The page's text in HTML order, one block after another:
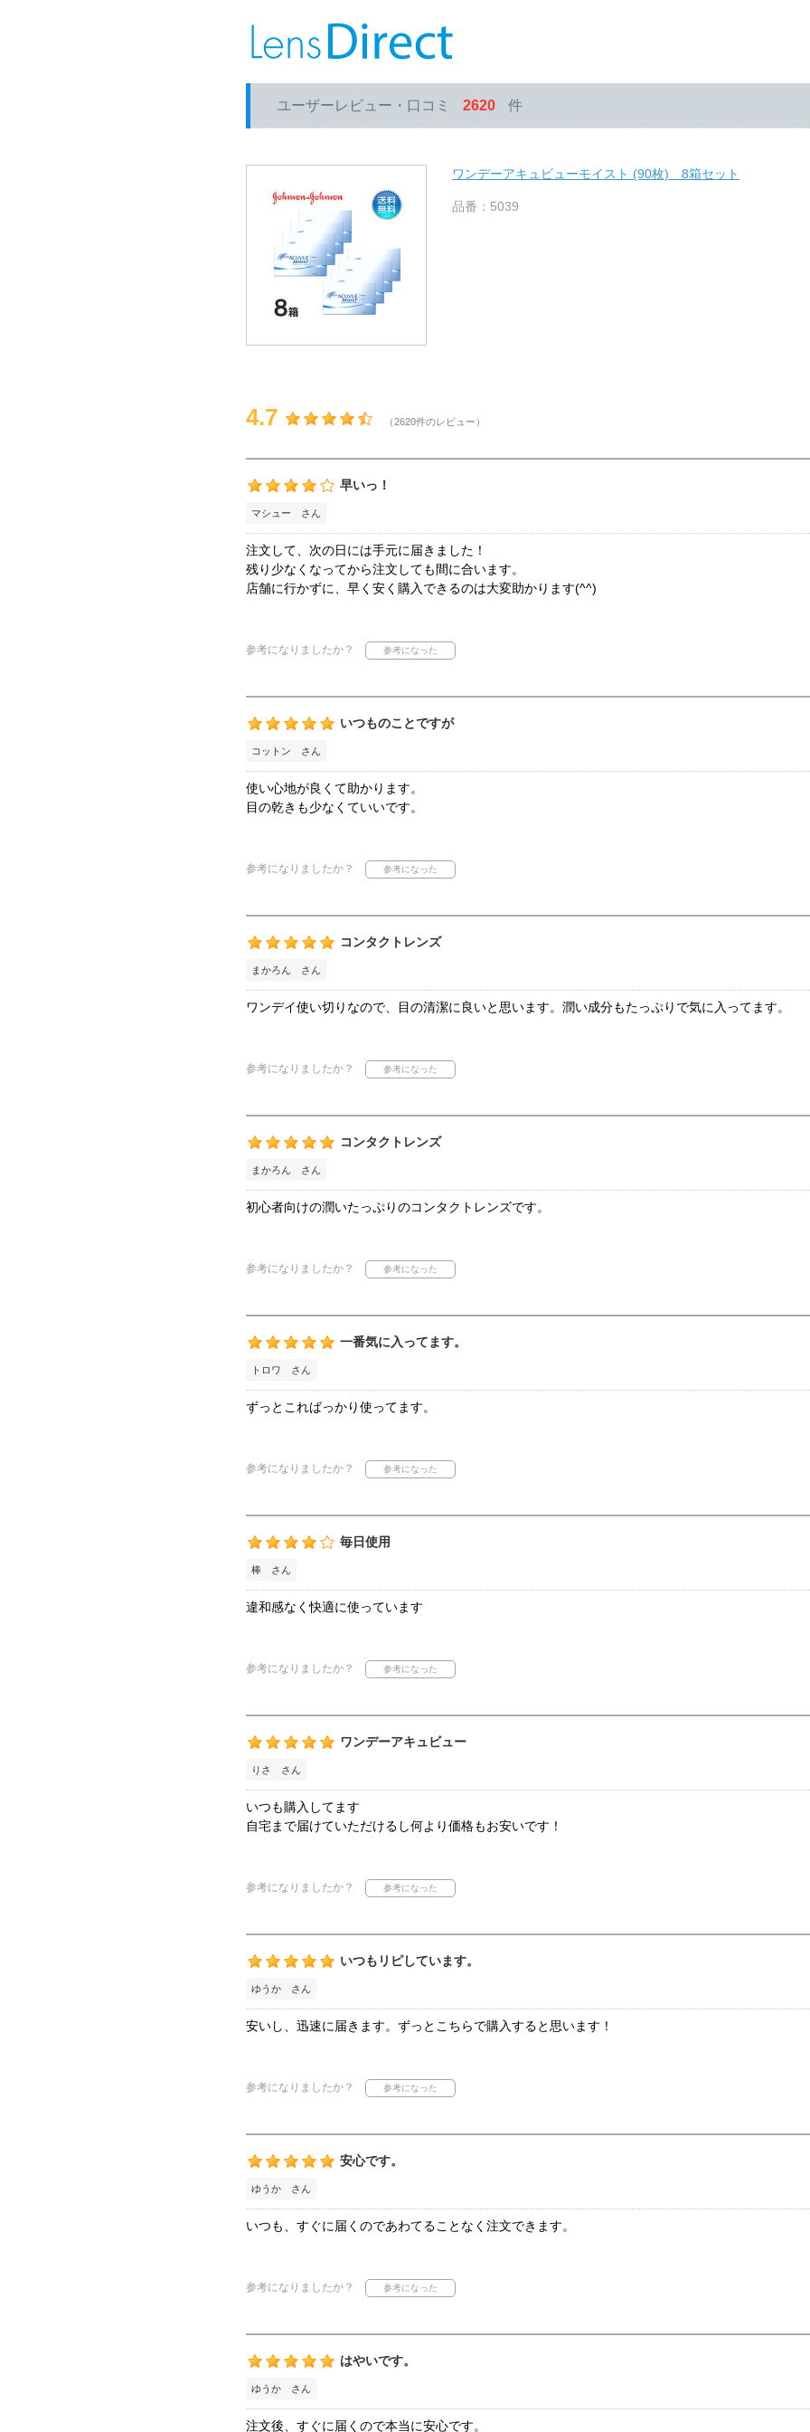
ユーザーレビュー・口コミ 2620 件
ワンデーアキュビューモイスト (90枚) 8箱セット
品番：5039
4.7 （2620件のレビュー）
早いっ！
マシュー さん
注文して、次の日には手元に届きました！
残り少なくなってから注文しても間に合います。
店舗に行かずに、早く安く購入できるのは大変助かります(^^)
参考になりましたか？
いつものことですが
コットン さん
使い心地が良くて助かります。
目の乾きも少なくていいです。
参考になりましたか？
コンタクトレンズ
まかろん さん
ワンデイ使い切りなので、目の清潔に良いと思います。潤い成分もたっぷりで気に入ってます。
参考になりましたか？
コンタクトレンズ
まかろん さん
初心者向けの潤いたっぷりのコンタクトレンズです。
参考になりましたか？
一番気に入ってます。
トロワ さん
ずっとこればっかり使ってます。
参考になりましたか？
毎日使用
棒 さん
違和感なく快適に使っています
参考になりましたか？
ワンデーアキュビュー
りさ さん
いつも購入してます
自宅まで届けていただけるし何より価格もお安いです！
参考になりましたか？
いつもリピしています。
ゆうか さん
安いし、迅速に届きます。ずっとこちらで購入すると思います！
参考になりましたか？
安心です。
ゆうか さん
いつも、すぐに届くのであわてることなく注文できます。
参考になりましたか？
はやいです。
ゆうか さん
注文後、すぐに届くので本当に安心です。